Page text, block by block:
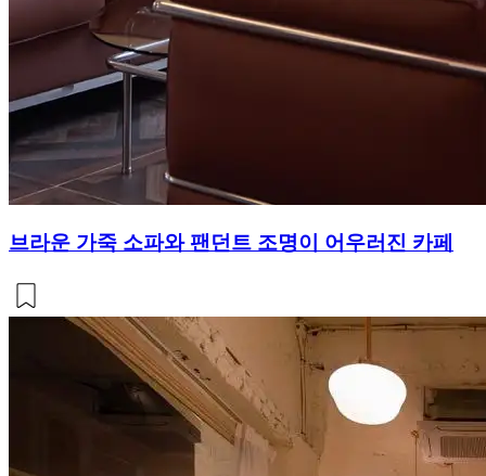
브라운 가죽 소파와 팬던트 조명이 어우러진 카페